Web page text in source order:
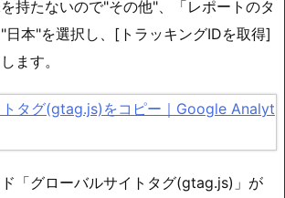
持たないので"その他"、「レポートのタ
日本"を選択し、[トラッキングIDを取得]
ます。
ド「グローバルサイトタグ(gtag.js)」が